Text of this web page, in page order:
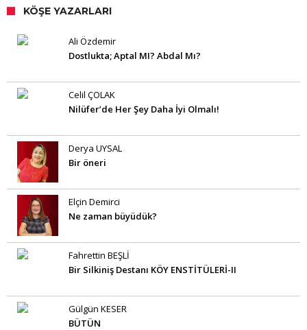
KÖŞE YAZARLARI
Ali Özdemir
Dostlukta; Aptal MI? Abdal Mı?
Celil ÇOLAK
Nilüfer’de Her Şey Daha İyi Olmalı!
Derya UYSAL
Bir öneri
Elçin Demirci
Ne zaman büyüdük?
Fahrettin BEŞLİ
Bir Silkiniş Destanı KÖY ENSTİTÜLERİ-II
Gülgün KESER
BÜTÜN